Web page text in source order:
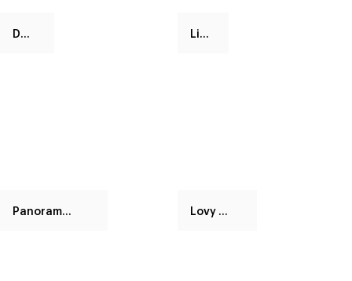
Doge Liam
Panorama New Lovy pouf